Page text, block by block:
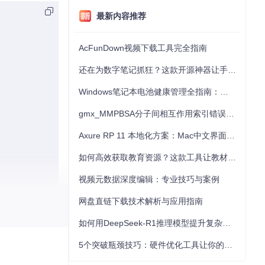
最新内容推荐
AcFunDown视频下载工具完全指南
视频元数据深度编辑：专业技巧与案例
网盘直链下载技术解析与应用指南